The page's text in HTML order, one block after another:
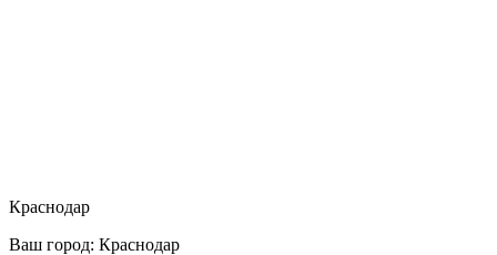
Краснодар
Ваш город: Краснодар